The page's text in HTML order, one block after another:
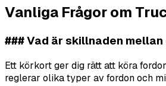
Vanliga Frågor om
### Vad är skillnaden
Ett körkort ger dig rätt att köra
reglerar olika typer av fordon och